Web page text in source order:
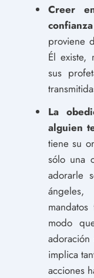
Creer
proviene
Él existe,
sus
La
alguien
tiene su
sólo una
adorarle
modo
implica
acciones